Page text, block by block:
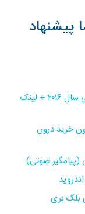
پیشنهاد
معرفی بهترین بازی های اندرویدی معمایی سال ۲۰۱۶ + لینک
بدون خرید درون
بلک بری